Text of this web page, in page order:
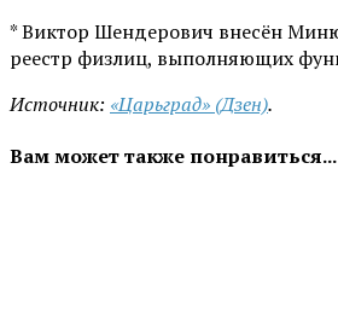
* Виктор Шендерович внесён
реестр физлиц, выполняющих
Источник: «Царьград» (Дзен).
Вам может также понравиться...